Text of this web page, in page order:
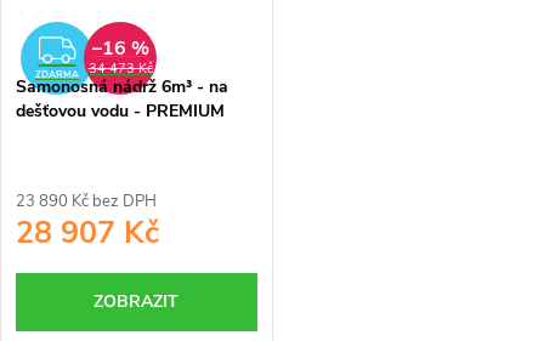
ZDARMA
ZDARMA 34 473 Kč
–16 %
Samonosná nádrž 6m³ - na
dešťovou vodu - PREMIUM
23 890 Kč bez DPH
28 907 Kč
ZOBRAZIT